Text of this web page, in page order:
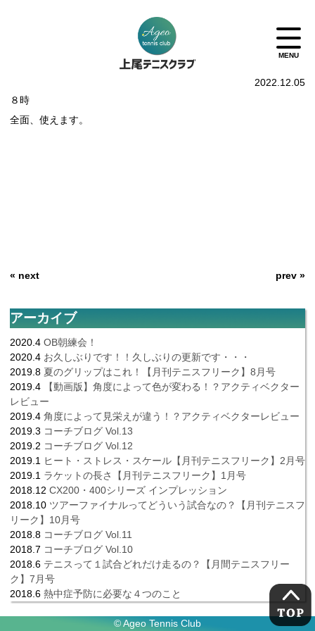
2022.12.05
８時
全面、使えます。
« next prev »
アーカイブ
2020.4 OB朝練会！
2020.4 お久しぶりです！！久しぶりの更新です・・・
2019.8 夏のグリップはこれ！【月刊テニスフリーク】8月号
2019.4
【動画版】角度によって色が変わる！？アクティベクター
レビュー
2019.4 角度によって見栄えが違う！？アクティベクターレビュー
2019.3 コーチブログ Vol.13
2019.2 コーチブログ Vol.12
2019.1 ヒート・ストレス・スケール【月刊テニスフリーク】2月号
2019.1 ラケットの長さ【月刊テニスフリーク】1月号
2018.12 CX200・400シリーズ インプレッション
2018.10 ツアーファイナルってどういう試合なの？【月刊テニスフ
リーク】10月号
2018.8 コーチブログ Vol.11
2018.7 コーチブログ Vol.10
2018.6 テニスって１試合どれだけ走るの？【月間テニスフリー
ク】7月号
2018.6 熱中症予防に必要な４つのこと
© Ageo Tennis Club